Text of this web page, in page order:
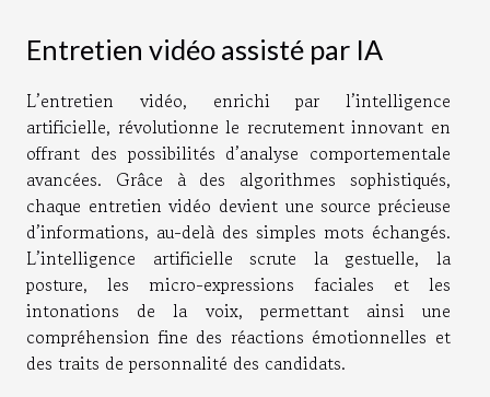
Entretien vidéo assisté par IA
L’entretien vidéo, enrichi par l’intelligence
artificielle, révolutionne le recrutement innovant en
offrant des possibilités d’analyse comportementale
avancées. Grâce à des algorithmes sophistiqués,
chaque entretien vidéo devient une source précieuse
d’informations, au-delà des simples mots échangés.
L’intelligence artificielle scrute la gestuelle, la
posture, les micro-expressions faciales et les
intonations de la voix, permettant ainsi une
compréhension fine des réactions émotionnelles et
des traits de personnalité des candidats.